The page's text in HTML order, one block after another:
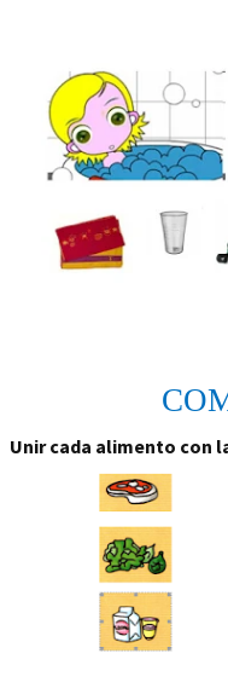
Unir cada alimento con